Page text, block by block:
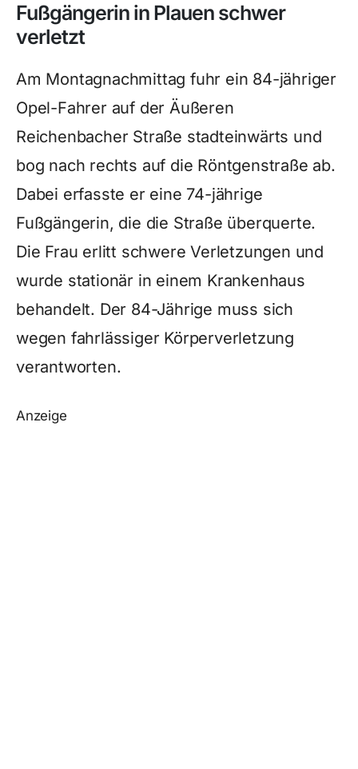
Fußgängerin in Plauen schwer
verletzt
Am Montagnachmittag fuhr ein 84-jähriger
Opel-Fahrer auf der Äußeren
Reichenbacher Straße stadteinwärts und
bog nach rechts auf die Röntgenstraße ab.
Dabei erfasste er eine 74-jährige
Fußgängerin, die die Straße überquerte.
Die Frau erlitt schwere Verletzungen und
wurde stationär in einem Krankenhaus
behandelt. Der 84-Jährige muss sich
wegen fahrlässiger Körperverletzung
verantworten.
Anzeige